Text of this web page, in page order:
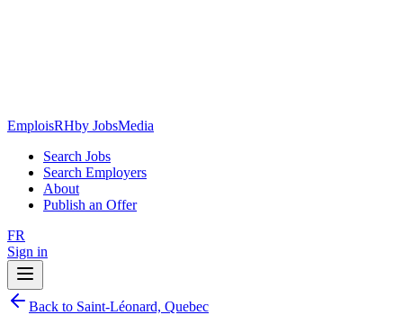
EmploisRHby JobsMedia
Search Jobs
Search Employers
About
Publish an Offer
FR
Sign in
Back to Saint-Léonard, Quebec